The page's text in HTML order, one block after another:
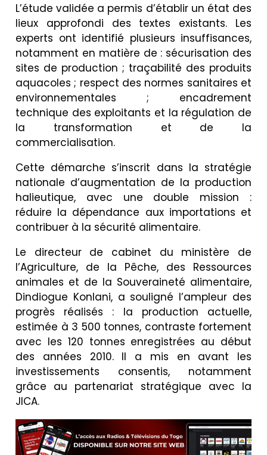
L’étude validée a permis d’établir un état des
lieux approfondi des textes existants. Les
experts ont identifié plusieurs insuffisances,
notamment en matière de : sécurisation des
sites de production ; traçabilité des produits
aquacoles ; respect des normes sanitaires et
environnementales ; encadrement
technique des exploitants et la régulation de
la transformation et de la
commercialisation.
Cette démarche s’inscrit dans la stratégie
nationale d’augmentation de la production
halieutique, avec une double mission :
réduire la dépendance aux importations et
contribuer à la sécurité alimentaire.
Le directeur de cabinet du ministère de
l’Agriculture, de la Pêche, des Ressources
animales et de la Souveraineté alimentaire,
Dindiogue Konlani, a souligné l’ampleur des
progrès réalisés : la production actuelle,
estimée à 3 500 tonnes, contraste fortement
avec les 120 tonnes enregistrées au début
des années 2010. Il a mis en avant les
investissements consentis, notamment
grâce au partenariat stratégique avec la
JICA.